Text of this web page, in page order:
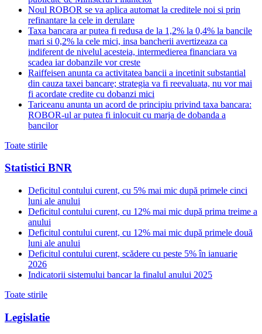
Noul ROBOR se va aplica automat la creditele noi si prin
refinantare la cele in derulare
Taxa bancara ar putea fi redusa de la 1,2% la 0,4% la bancile
mari si 0,2% la cele mici, insa bancherii avertizeaza ca
indiferent de nivelul acesteia, intermedierea financiara va
scadea iar dobanzile vor creste
Raiffeisen anunta ca activitatea bancii a incetinit substantial
din cauza taxei bancare; strategia va fi reevaluata, nu vor mai
fi acordate credite cu dobanzi mici
Tariceanu anunta un acord de principiu privind taxa bancara:
ROBOR-ul ar putea fi inlocuit cu marja de dobanda a
bancilor
Toate stirile
Statistici BNR
Deficitul contului curent, cu 5% mai mic după primele cinci
luni ale anului
Deficitul contului curent, cu 12% mai mic după prima treime a
anului
Deficitul contului curent, cu 12% mai mic după primele două
luni ale anului
Deficitul contului curent, scădere cu peste 5% în ianuarie
2026
Indicatorii sistemului bancar la finalul anului 2025
Toate stirile
Legislatie